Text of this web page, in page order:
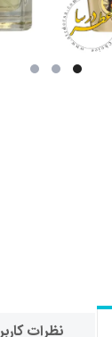
نظرات